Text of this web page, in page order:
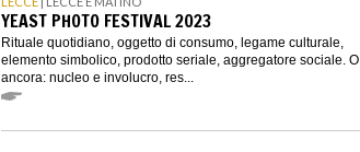
YEAST PHOTO FESTIVAL 2023
Rituale quotidiano, oggetto di consumo, legame culturale,
elemento simbolico, prodotto seriale, aggregatore sociale. O
ancora: nucleo e involucro, res...